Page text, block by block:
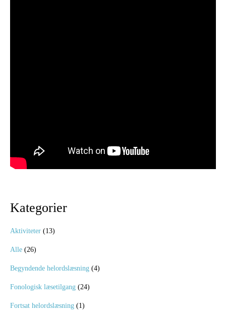
Kategorier
Aktiviteter (13)
Alle (26)
Begyndende helordslæsning (4)
Fonologisk læsetilgang (24)
Fortsat helordslæsning (1)